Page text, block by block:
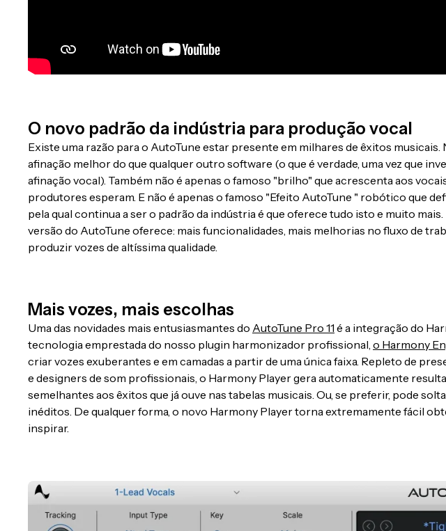
O novo padrão da indústria para produção vocal
Existe uma razão para o AutoTune estar presente em milhares de êxitos musicais.
afinação melhor do que qualquer outro software (o que é verdade, uma vez que
afinação vocal). Também não é apenas o famoso "brilho" que acrescenta aos
produtores esperam. E não é apenas o famoso "Efeito AutoTune " robótico que
pela qual continua a ser o padrão da indústria é que oferece tudo isto e muito
versão do AutoTune oferece: mais funcionalidades, mais melhorias no fluxo de
produzir vozes de altíssima qualidade.
Mais vozes, mais escolhas
Uma das novidades mais entusiasmantes do AutoTune Pro 11 é a integração do
tecnologia emprestada do nosso plugin harmonizador profissional, o Harmony
criar vozes exuberantes e em camadas a partir de uma única faixa. Repleto de
e designers de som profissionais, o Harmony Player gera automaticamente
semelhantes aos êxitos que já ouve nas tabelas musicais. Ou, se preferir, pode
inéditos. De qualquer forma, o novo Harmony Player torna extremamente fácil
inspirar.